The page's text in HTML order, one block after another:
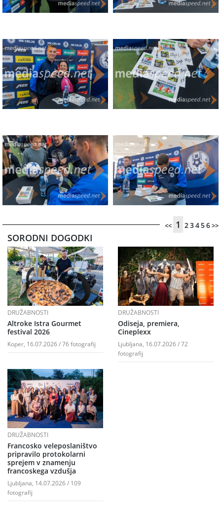
<< 1 23456>>
SORODNI DOGODKI
DRUŽABNOSTI
Altroke Istra Gourmet
festival 2026
Koper, 16.07.2026 / 76 fotografij
DRUŽABNOSTI
Odiseja, premiera,
Cineplexx
Ljubljana, 16.07.2026 / 72
fotografij
DRUŽABNOSTI
Francosko veleposlaništvo
pripravilo protokolarni
sprejem v znamenju
francoskega vzdušja
Ljubljana, 14.07.2026 / 109
fotografij